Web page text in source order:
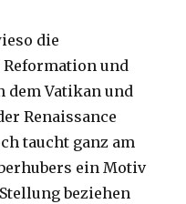
die
und
dem Vatikan und
Renaissance
taucht ganz am
ein Motiv
beziehen